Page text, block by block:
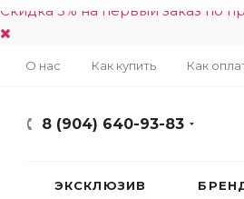
Скидка 5% на первый заказ по
О нас Как купить Как
8 (904) 640-93-83
ЭКСКЛЮЗИВ